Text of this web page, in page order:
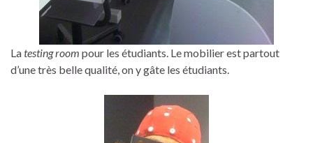
Latesting room pour les étudiants. Le mobilier est partout
d’une très belle qualité, on y gâte les étudiants.